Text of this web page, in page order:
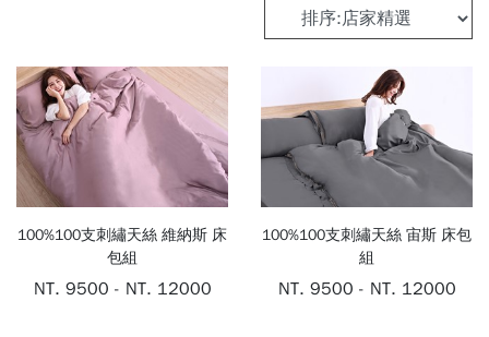
60
支
床
罩
3M
抗
菌
長
絨
POLYESTER
100%100支刺繡天絲 維納斯 床
包組
NT. 9500 - NT. 12000
100%100支刺繡天絲 宙斯 床包
組
NT. 9500 - NT. 12000